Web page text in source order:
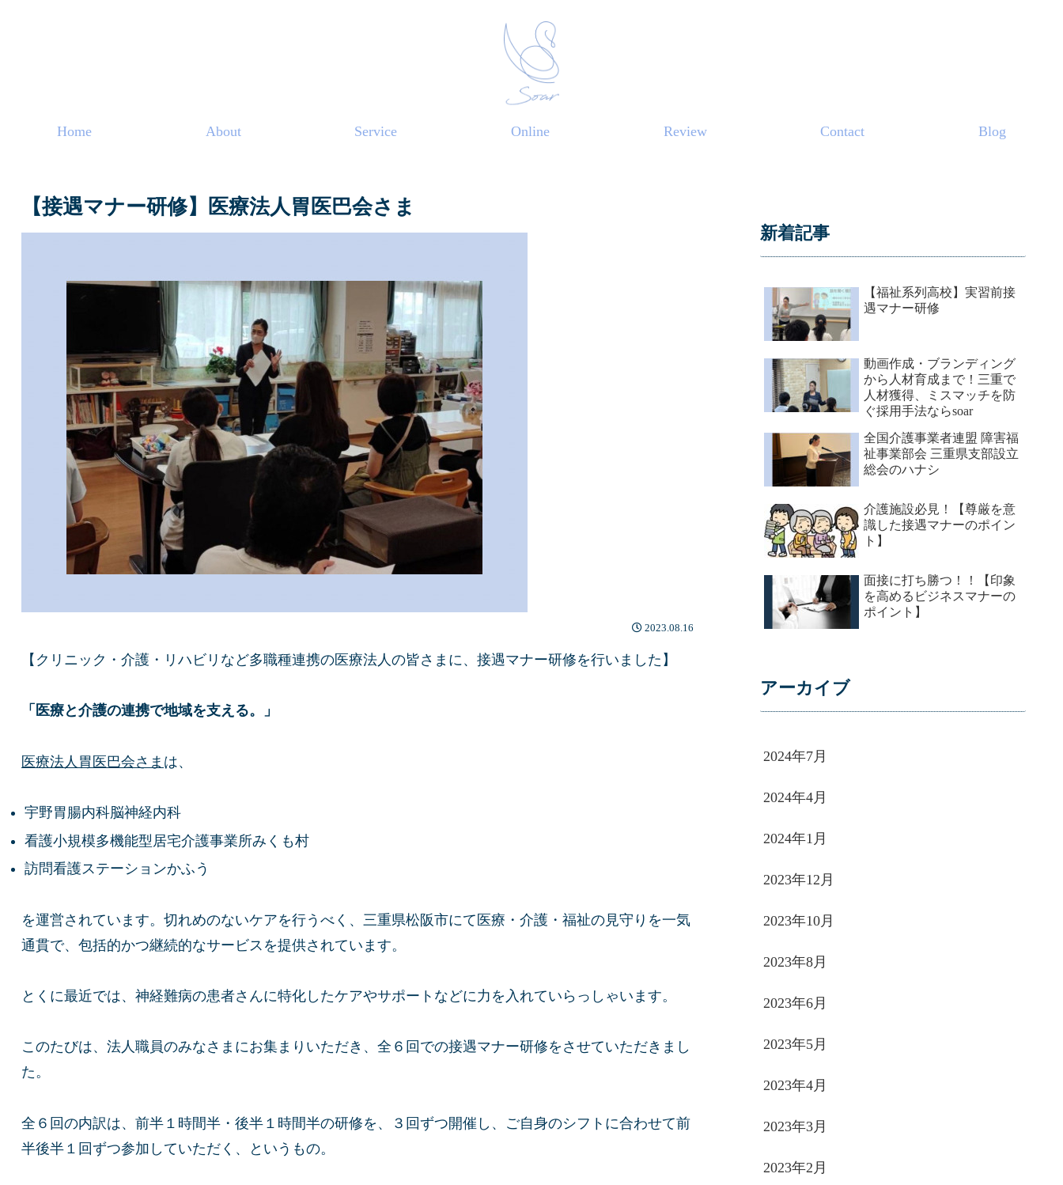
Home About Service Online Review Contact Blog
【接遇マナー研修】医療法人胃医巴会さま
2023.08.16
【クリニック・介護・リハビリなど多職種連携の医療法人の皆さまに、接遇マナー研修を行いました】
「医療と介護の連携で地域を支える。」
医療法人胃医巴会さま は、
宇野胃腸内科脳神経内科
看護小規模多機能型居宅介護事業所みくも村
訪問看護ステーションかふう
を運営されています。切れめのないケアを行うべく、三重県松阪市にて医療・介護・福祉の見守りを一気
通貫で、包括的かつ継続的なサービスを提供されています。
とくに最近では、神経難病の患者さんに特化したケアやサポートなどに力を入れていらっしゃいます。
このたびは、法人職員のみなさまにお集まりいただき、全６回での接遇マナー研修をさせていただきまし
た。
全６回の内訳は、前半１時間半・後半１時間半の研修を、３回ずつ開催し、ご自身のシフトに合わせて前
半後半１回ずつ参加していただく、というもの。
新着記事
【福祉系列高校】実習前接
遇マナー研修
動画作成・ブランディング
から人材育成まで！三重で
人材獲得、ミスマッチを防
ぐ採用手法ならsoar
全国介護事業者連盟 障害福
祉事業部会 三重県支部設立
総会のハナシ
介護施設必見！【尊厳を意
識した接遇マナーのポイン
ト】
面接に打ち勝つ！！【印象
を高めるビジネスマナーの
ポイント】
アーカイブ
2024年7月
2024年4月
2024年1月
2023年12月
2023年10月
2023年8月
2023年6月
2023年5月
2023年4月
2023年3月
2023年2月